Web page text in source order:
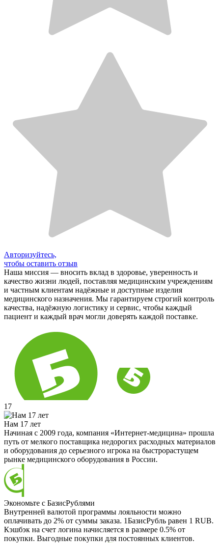
Авторизуйтесь,
чтобы оставить отзыв
Наша миссия — вносить вклад в здоровье, уверенность и
качество жизни людей, поставляя медицинским учреждениям
и частным клиентам надёжные и доступные изделия
медицинского назначения. Мы гарантируем строгий контроль
качества, надёжную логистику и сервис, чтобы каждый
пациент и каждый врач могли доверять каждой поставке.
17
Нам 17 лет
Начиная с 2009 года, компания «Интернет-медицина» прошла
путь от мелкого поставщика недорогих расходных материалов
и оборудования до серьезного игрока на быстрорастущем
рынке медицинского оборудования в России.
Экономьте с БазисРублями
Внутренней валютой программы лояльности можно
оплачивать до 2% от суммы заказа. 1БазисРубль равен 1 RUB.
Кэшбэк на счет логина начисляется в размере 0.5% от
покупки. Выгодные покупки для постоянных клиентов.